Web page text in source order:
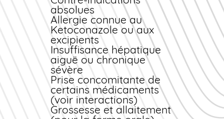
médicament
Traitement du
surdosage
Il n'existe pas
d'antidote spécifique
au Ketoconazole. Le
traitement est
symptomatique :
lavage gastrique si
ingestion récente,
surveillance des
absolues
Allergie connue au
Ketoconazole ou aux
excipients
Insuffisance hépatique
aiguë ou chronique
sévère
Prise concomitante de
certains médicaments
(voir interactions)
Grossesse et allaitement